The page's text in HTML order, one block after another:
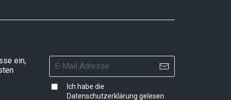
ein,
Ich habe die
Datenschutzerklärung gelesen